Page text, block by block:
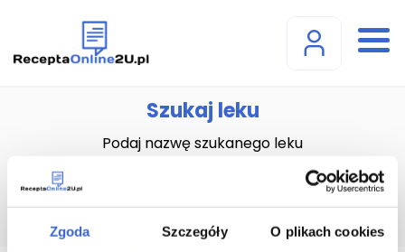
Zgoda Szczegóły O plikach cookies
Szukaj leku
Podaj nazwę szukanego leku